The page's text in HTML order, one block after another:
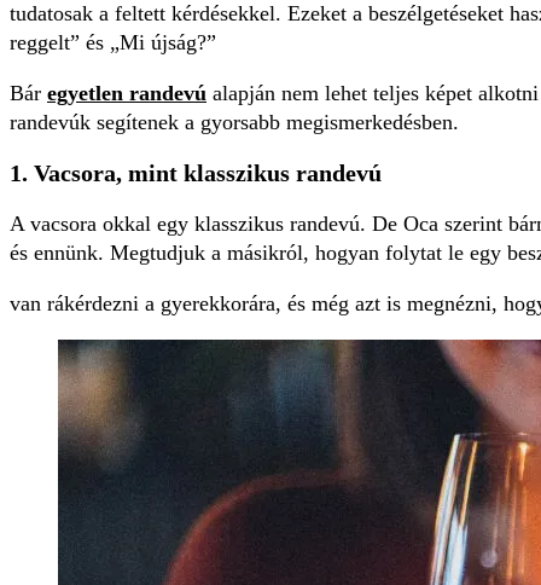
tudatosak a feltett kérdésekkel. Ezeket a beszélgetéseket
reggelt” és „Mi újság?”
Bár egyetlen randevú alapján nem lehet teljes képet
randevúk segítenek a gyorsabb megismerkedésben.
1. Vacsora, mint klasszikus randevú
A vacsora okkal egy klasszikus randevú. De Oca szerint
és ennünk. Megtudjuk a másikról, hogyan folytat le egy
van rákérdezni a gyerekkorára, és még azt is megnézni,